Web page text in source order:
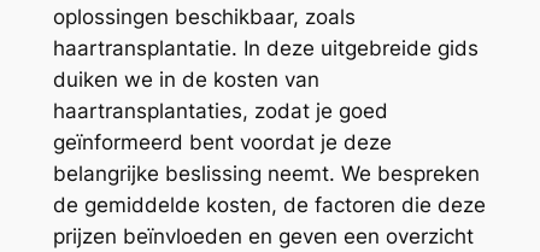
oplossingen beschikbaar, zoals
haartransplantatie. In deze uitgebreide gids
duiken we in de kosten van
haartransplantaties, zodat je goed
geïnformeerd bent voordat je deze
belangrijke beslissing neemt. We bespreken
de gemiddelde kosten, de factoren die deze
prijzen beïnvloeden en geven een overzicht